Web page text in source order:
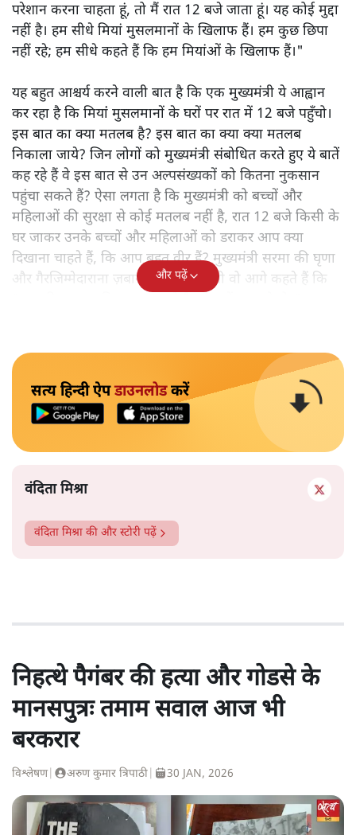
परेशान करना चाहता हूं, तो मैं रात 12 बजे जाता हूं। यह कोई मुद्दा
नहीं है। हम सीधे मियां मुसलमानों के खिलाफ हैं। हम कुछ छिपा
नहीं रहे; हम सीधे कहते हैं कि हम मियांओं के खिलाफ हैं।"
यह बहुत आश्चर्य करने वाली बात है कि एक मुख्यमंत्री ये आह्वान
कर रहा है कि मियांं मुसलमानों के घरों पर रात में 12 बजे पहुँचो।
इस बात का क्या मतलब है? इस बात का क्या क्या मतलब
निकाला जाये? जिन लोगों को मुख्यमंत्री संबोधित करते हुए ये बातें
कह रहे हैं वे इस बात से उन अल्पसंख्यकों को कितना नुकसान
पहुंचा सकते हैं? ऐसा लगता है कि मुख्यमंत्री को बच्चों और
महिलाओं की सुरक्षा से कोई मतलब नहीं है, रात 12 बजे किसी के
घर जाकर उनके बच्चों और महिलाओं को डराकर आप क्या
दिखाना चाहते हैं, कि आप बहुत वीर हैं? मुख्यमंत्री सरमा की घृणा
और गैरजिम्मेदाराना ज़बान यहीं नहीं रुकती वो आगे कहते हैं कि
और पढ़ें
सत्य हिन्दी ऐपडाउनलोडकरें
वंदिता मिश्रा
वंदिता मिश्रा की और स्टोरी पढ़ें
निहत्थे पैगंबर की हत्या और गोडसे के
मानसपुत्रः तमाम सवाल आज भी
बरकरार
विश्लेषण| अरुण कुमार त्रिपाठी 30 JAN, 2026